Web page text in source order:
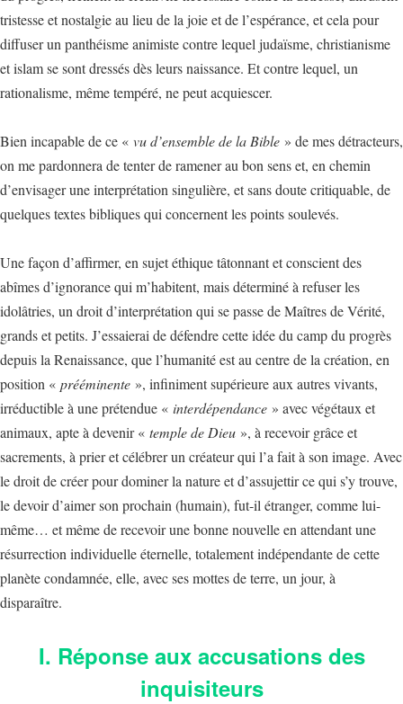
tristesse et nostalgie au lieu de la joie et de l’espérance, et cela pour
diffuser un panthéisme animiste contre lequel judaïsme, christianisme
et islam se sont dressés dès leurs naissance. Et contre lequel, un
rationalisme, même tempéré, ne peut acquiescer.
Bien incapable de ce « vu d’ensemble de la Bible » de mes détracteurs,
on me pardonnera de tenter de ramener au bon sens et, en chemin
d’envisager une interprétation singulière, et sans doute critiquable, de
quelques textes bibliques qui concernent les points soulevés.
Une façon d’affirmer, en sujet éthique tâtonnant et conscient des
abîmes d’ignorance qui m’habitent, mais déterminé à refuser les
idolâtries, un droit d’interprétation qui se passe de Maîtres de Vérité,
grands et petits. J’essaierai de défendre cette idée du camp du progrès
depuis la Renaissance, que l’humanité est au centre de la création, en
position « prééminente », infiniment supérieure aux autres vivants,
irréductible à une prétendue « interdépendance » avec végétaux et
animaux, apte à devenir « temple de Dieu », à recevoir grâce et
sacrements, à prier et célébrer un créateur qui l’a fait à son image. Avec
le droit de créer pour dominer la nature et d’assujettir ce qui s’y trouve,
le devoir d’aimer son prochain (humain), fut-il étranger, comme lui-
même… et même de recevoir une bonne nouvelle en attendant une
résurrection individuelle éternelle, totalement indépendante de cette
planète condamnée, elle, avec ses mottes de terre, un jour, à
disparaître.
I. Réponse aux accusations des
inquisiteurs